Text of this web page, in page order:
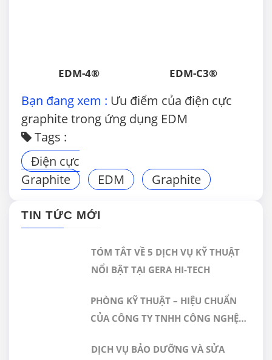
EDM-4® EDM-C3®
Bạn đang xem : Ưu điểm của điện cực
graphite trong ứng dụng EDM
Tags :
Điện cực
Graphite
EDM Graphite
TIN TỨC MỚI
TÓM TẮT VỀ 5 DỊCH VỤ KỸ THUẬT
NỔI BẬT TẠI GERA HI-TECH
PHÒNG KỸ THUẬT – HIỆU CHUẨN
CỦA CÔNG TY TNHH CÔNG NGHỆ
NHẬN ĐÁP ỨNG TIÊU CHUẨN
DỊCH VỤ BẢO DƯỠNG VÀ SỬA